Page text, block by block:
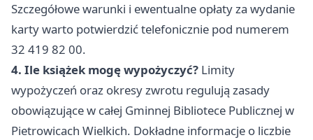
Szczegółowe warunki i ewentualne opłaty za wydanie
karty warto potwierdzić telefonicznie pod numerem
32 419 82 00.
4. Ile książek mogę wypożyczyć? Limity
wypożyczeń oraz okresy zwrotu regulują zasady
obowiązujące w całej Gminnej Bibliotece Publicznej w
Pietrowicach Wielkich. Dokładne informacje o liczbie